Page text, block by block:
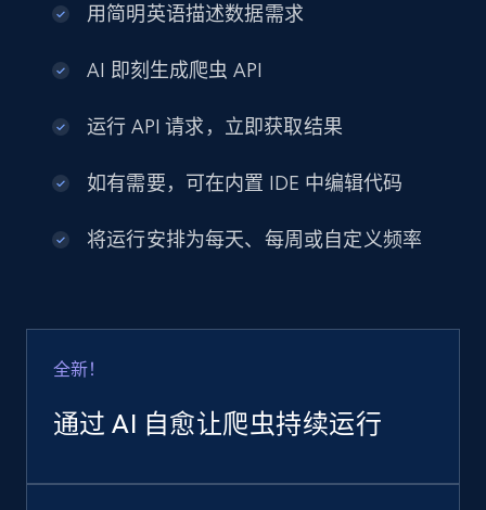
用简明英语描述数据需求
AI 即刻生成爬虫 API
运行 API 请求，立即获取结果
如有需要，可在内置 IDE 中编辑代码
将运行安排为每天、每周或自定义频率
全新！
通过 AI 自愈让爬虫持续运行